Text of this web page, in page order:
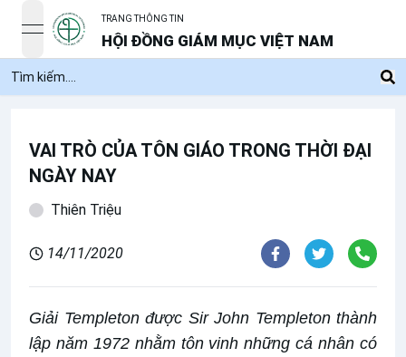
open navigation menu
TRANG THÔNG TIN
HỘI ĐỒNG GIÁM MỤC VIỆT NAM
VAI TRÒ CỦA TÔN GIÁO TRONG THỜI ĐẠI
NGÀY NAY
Thiên Triệu
14/11/2020
Giải Templeton được Sir John Templeton thành
lập năm 1972 nhằm tôn vinh những cá nhân có